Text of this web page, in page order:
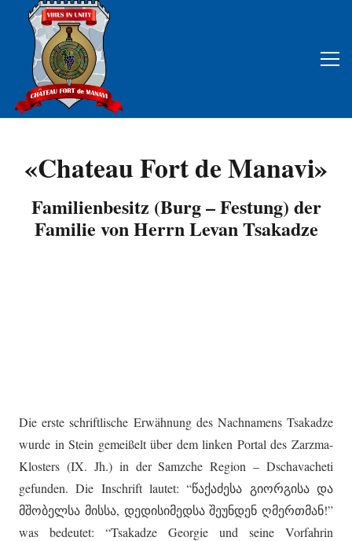
«Chateau Fort de Manavi»
Familienbesitz (Burg – Festung) der
Familie von Herrn Levan Tsakadze
Die erste schriftlische Erwähnung des Nachnamens Tsakadze
wurde in Stein gemeißelt über dem linken Portal des Zarzma-
Klosters (IX. Jh.) in der Samzche Region – Dschavacheti
gefunden. Die Inschrift lautet: “წაქაძესა გიორგისა და
მშობელსა მისსა, დედისიმედსა შეუნდენ ღმერთმან!”
was bedeutet: “Tsakadze Georgie und seine Vorfahrin